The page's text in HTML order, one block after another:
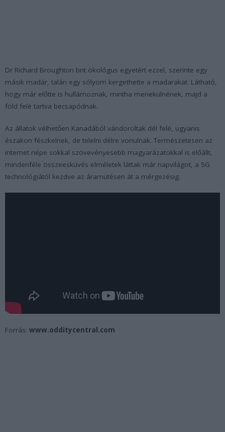
Dr Richard Broughton brit ökológus egyetért ezzel, szerinte egy
másik madár, talán egy sólyom kergethette a madarakat. Látható,
hogy már előtte is hullámoznak, mintha menekülnének, majd a
föld felé tartva becsapódnak.
Az állatok vélhetően Kanadából vándoroltak dél felé, ugyanis
északon fészkelnek, de telelni délre vonulnak. Természetesen az
internet népe sokkal szövevényesebb magyarázatokkal is előállt,
mindenféle összeesküvés elméletek láttak már napvilágot, a 5G
technológiától kezdve az áramütésen át a mérgezésig.
Forrás: www.odditycentral.com